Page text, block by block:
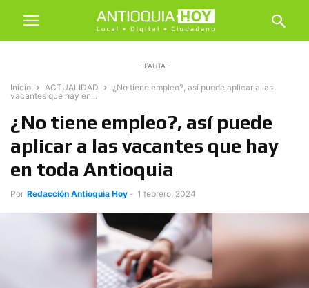
- PAUTA -
Inicio ACTUALIDAD
¿No tiene empleo?, así puede aplicar a las
vacantes que hay en...
¿No tiene empleo?, así puede
aplicar a las vacantes que hay
en toda Antioquia
Por Redacción Antioquia Hoy - 1 febrero, 2024